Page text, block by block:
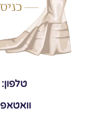
טלפון:
וואטאפ